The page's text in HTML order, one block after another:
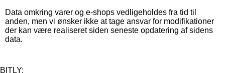
Data omkring varer og e-shops vedligeholdes fra tid til
anden, men vi ønsker ikke at tage ansvar for modifikationer
der kan være realiseret siden seneste opdatering af sidens
data.
BITLY: